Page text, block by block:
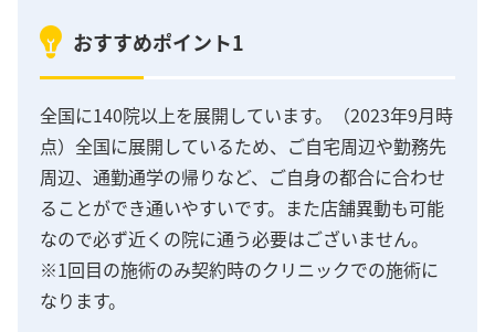
おすすめポイント1
全国に140院以上を展開しています。（2023年9月時
点）全国に展開しているため、ご自宅周辺や勤務先
周辺、通勤通学の帰りなど、ご自身の都合に合わせ
ることができ通いやすいです。また店舗異動も可能
なので必ず近くの院に通う必要はございません。
※1回目の施術のみ契約時のクリニックでの施術に
なります。